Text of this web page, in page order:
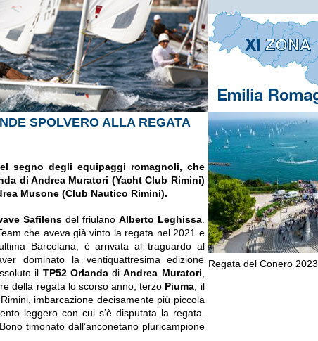
SPOLVERO ALLA REGATA
segno degli equipaggi romagnoli, che
di Andrea Muratori (Yacht Club Rimini)
Musone (Club Nautico Rimini).
Safilensdel friulano Alberto Leghissa.
che aveva già vinto la regata nel 2021 e
Barcolana, è arrivata al traguardo al
dominato la ventiquattresima edizione
il TP52 OrlandadiAndrea Muratori
della regata lo scorso anno, terzo Piuma , il
imbarcazione decisamente più piccola
leggero con cui s’è disputata la regata.
timonato dall’anconetano pluricampione
Regata del Conero 2023.